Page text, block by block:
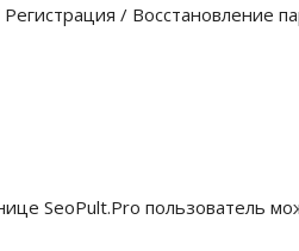
/ Восстановление
SeoPult.Pro пользователь